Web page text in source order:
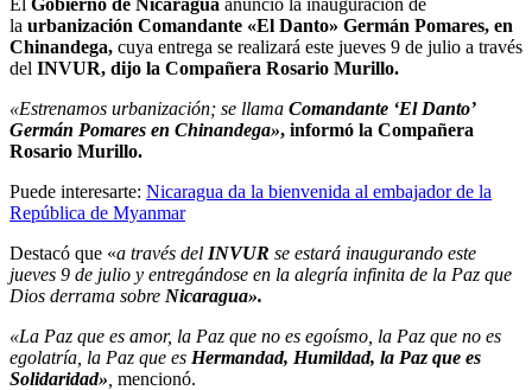
la urbanización Comandante «El Danto» Germán Pomares, en
Chinandega, cuya entrega se realizará este jueves 9 de julio a través
del INVUR, dijo la Compañera Rosario Murillo.
«Estrenamos urbanización; se llama Comandante ‘El Danto’
Germán Pomares en Chinandega», informó la Compañera
Rosario Murillo.
Puede interesarte: Nicaragua da la bienvenida al embajador de la
República de Myanmar
Destacó que «a través del INVUR se estará inaugurando este
jueves 9 de julio y entregándose en la alegría infinita de la Paz que
Dios derrama sobre Nicaragua».
«La Paz que es amor, la Paz que no es egoísmo, la Paz que no es
egolatría, la Paz que es Hermandad, Humildad, la Paz que es
Solidaridad» mencionó.